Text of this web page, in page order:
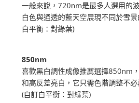
一般來說，720nm是最多人選用的
白色與通透的藍天空展現不同於雪
白平衡：對綠葉)
850nm
喜歡黑白調性成像推薦選擇850nm
和高反差亮白，它只需色階調整不必
(自訂白平衡：對綠葉)